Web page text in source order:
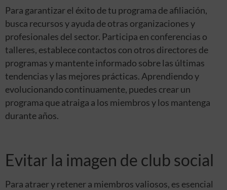
Para garantizar el éxito de tu programa de afiliación,
busca recursos y ayuda de otras organizaciones y
profesionales del sector. Participa en conferencias o
talleres, establece contactos con otros directores de
programas y mantente informado sobre las últimas
tendencias y las mejores prácticas. Aprendiendo y
evolucionando continuamente, puedes crear un
programa que atraiga a los miembros y los mantenga
durante años.
Evitar la imagen de club social
Para atraer y retener a miembros valiosos, es esencial